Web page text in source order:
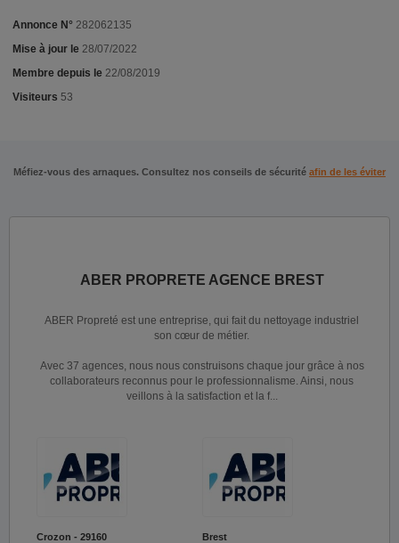
Annonce N° 282062135
Mise à jour le 28/07/2022
Membre depuis le 22/08/2019
Visiteurs 53
Méfiez-vous des arnaques. Consultez nos conseils de sécurité afin de les éviter
ABER PROPRETE AGENCE BREST
ABER Propreté est une entreprise, qui fait du nettoyage industriel
son cœur de métier.
Avec 37 agences, nous nous construisons chaque jour grâce à nos
collaborateurs reconnus pour le professionnalisme. Ainsi, nous
veillons à la satisfaction et la f...
Crozon - 29160 Brest